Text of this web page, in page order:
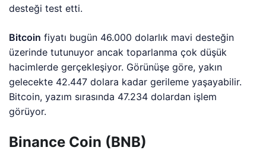
desteği test etti.
Bitcoin fiyatı bugün 46.000 dolarlık mavi desteğin
üzerinde tutunuyor ancak toparlanma çok düşük
hacimlerde gerçekleşiyor. Görünüşe göre, yakın
gelecekte 42.447 dolara kadar gerileme yaşayabilir.
Bitcoin, yazım sırasında 47.234 dolardan işlem
görüyor.
Binance Coin (BNB)